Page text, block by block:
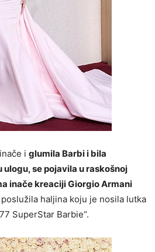
i glumila Barbi i bila
se pojavila u raskošnoj
inače kreaciji Giorgio Armani
haljina koju je nosila lutka
SuperStar Barbie“.